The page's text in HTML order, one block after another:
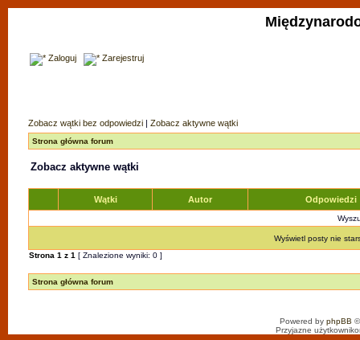
Zaloguj Zarejestruj
Zobacz wątki bez odpowiedzi | Zobacz aktywne wątki
Strona główna forum
Zobacz aktywne wątki
Wątki Autor Odpowiedzi
Wyświetl posty nie
Strona 1 z 1 [ Znalezione wyniki: 0 ]
Strona główna forum
Powered by phpBB
Przyjazne